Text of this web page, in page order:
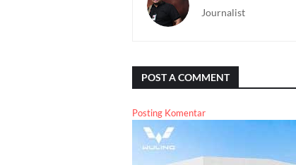
Journalist
POST A COMMENT
Posting Komentar